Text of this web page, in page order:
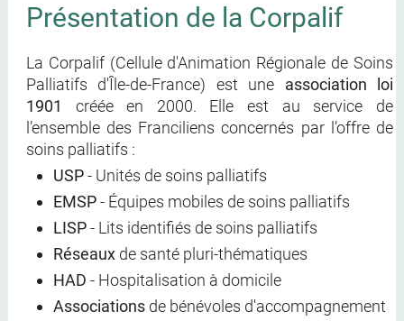
Présentation de la Corpalif
La Corpalif (Cellule d'Animation Régionale de Soins
Palliatifs d'Île-de-France) est une association loi
1901
créée en 2000. Elle est au service de
l’ensemble des Franciliens concernés par l’offre de
soins palliatifs :
USP- Unités de soins palliatifs
EMSP- Équipes mobiles de soins palliatifs
LISP- Lits identifiés de soins palliatifs
Réseauxde santé pluri-thématiques
HAD - Hospitalisation à domicile
Associationsde bénévoles d'accompagnement